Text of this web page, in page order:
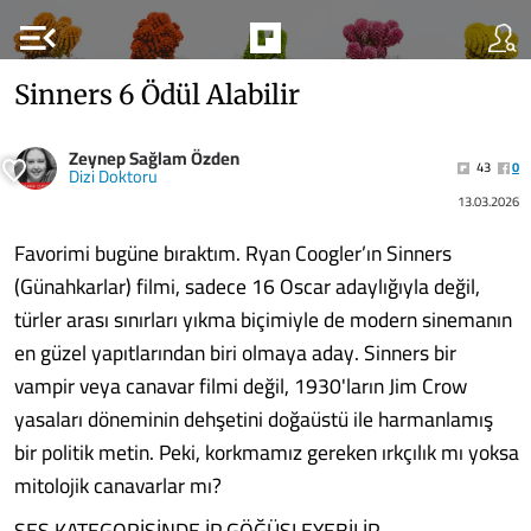
menu_open
Sinners 6 Ödül Alabilir
Zeynep Sağlam Özden
Dizi Doktoru 43
0
13.03.2026
Favorimi bugüne bıraktım. Ryan Coogler’ın Sinners
(Günahkarlar) filmi, sadece 16 Oscar adaylığıyla değil,
türler arası sınırları yıkma biçimiyle de modern sinemanın
en güzel yapıtlarından biri olmaya aday. Sinners bir
vampir veya canavar filmi değil, 1930'ların Jim Crow
yasaları döneminin dehşetini doğaüstü ile harmanlamış
bir politik metin. Peki, korkmamız gereken ırkçılık mı yoksa
mitolojik canavarlar mı?